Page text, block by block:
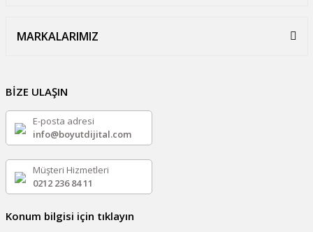
MARKALARIMIZ
BİZE ULAŞIN
E-posta adresi
info@boyutdijital.com
Müşteri Hizmetleri
0212 236 84 11
Konum bilgisi için tıklayın